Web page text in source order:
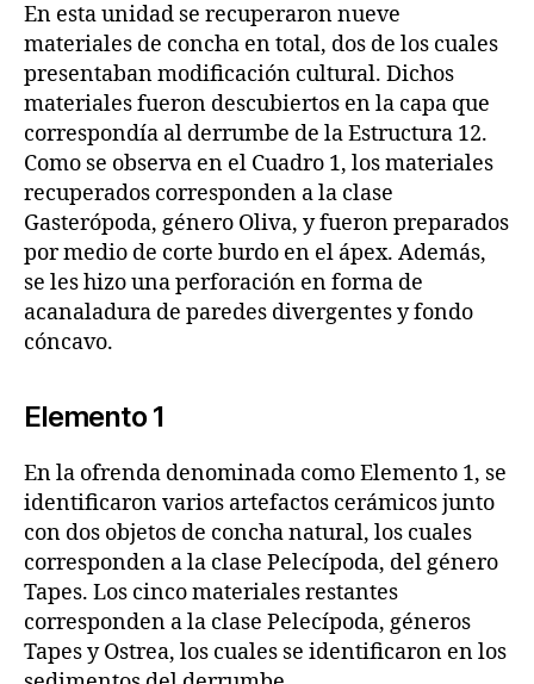
En esta unidad se recuperaron nueve
materiales de concha en total, dos de los cuales
presentaban modificación cultural. Dichos
materiales fueron descubiertos en la capa que
correspondía al derrumbe de la Estructura 12.
Como se observa en el Cuadro 1, los materiales
recuperados corresponden a la clase
Gasterópoda, género Oliva, y fueron preparados
por medio de corte burdo en el ápex. Además,
se les hizo una perforación en forma de
acanaladura de paredes divergentes y fondo
cóncavo.
Elemento 1
En la ofrenda denominada como Elemento 1, se
identificaron varios artefactos cerámicos junto
con dos objetos de concha natural, los cuales
corresponden a la clase Pelecípoda, del género
Tapes. Los cinco materiales restantes
corresponden a la clase Pelecípoda, géneros
Tapes y Ostrea, los cuales se identificaron en los